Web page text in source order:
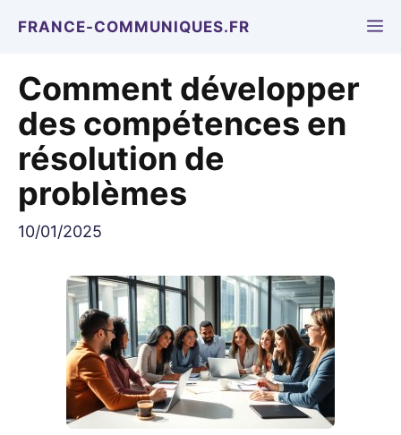
FRANCE-COMMUNIQUES.FR
Comment développer
des compétences en
résolution de
problèmes
10/01/2025